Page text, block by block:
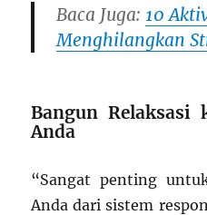
Baca Juga: 10
Menghilangkan
Bangun Relaksasi
Anda
“Sangat penting
Anda dari sistem